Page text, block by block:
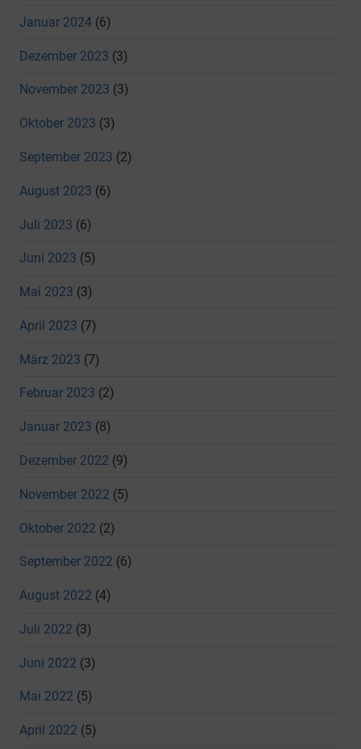
Januar 2024 (6)
Dezember 2023 (3)
November 2023 (3)
Oktober 2023 (3)
September 2023 (2)
August 2023 (6)
Juli 2023 (6)
Juni 2023 (5)
Mai 2023 (3)
April 2023 (7)
März 2023 (7)
Februar 2023 (2)
Januar 2023 (8)
Dezember 2022 (9)
November 2022 (5)
Oktober 2022 (2)
September 2022 (6)
August 2022 (4)
Juli 2022 (3)
Juni 2022 (3)
Mai 2022 (5)
April 2022 (5)